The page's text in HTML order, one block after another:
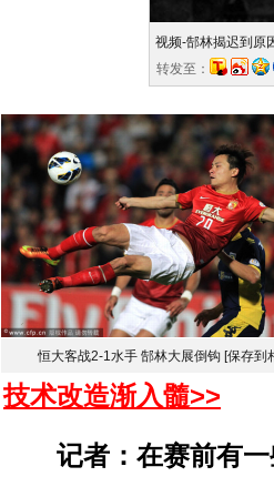
视频-郜林揭迟到原
转发至：
恒大客战2-1水手 郜林大展倒钩 [保存到
技术改造渐入髓>>
记者：在赛前有一